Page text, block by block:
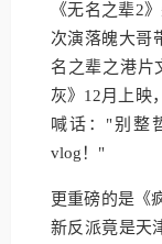
《无名之辈2
次演落魄大哥
名之辈之港片
灰》12月上映
喊话："别整
vlog！"
更重磅的是《
新反派竟是天